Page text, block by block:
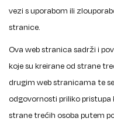
vezi s uporabom ili
stranice.
Ova web stranica sadrži i
koje su kreirane od strane
drugim web stranicama te
odgovornosti priliko
strane trećih osoba putem